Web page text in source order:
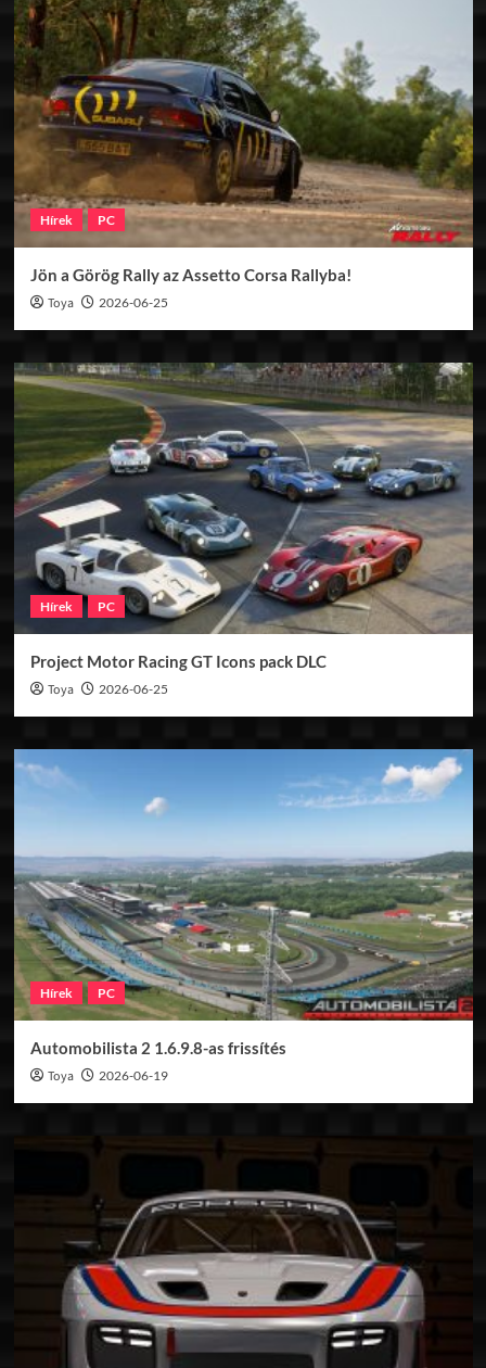
Hírek PC
Jön a Görög Rally az Assetto Corsa Rallyba!
Toya 2026-06-25
Hírek PC
Project Motor Racing GT Icons pack DLC
Toya 2026-06-25
Hírek PC
Automobilista 2 1.6.9.8-as frissítés
Toya 2026-06-19